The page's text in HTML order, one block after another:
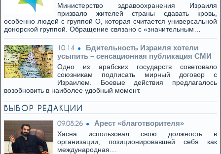
Министерство здравоохранения Израиля
призвало жителей страны сдавать кровь,
особенно людей с группой O, которая считается универсальной
донорской группой. Обращение связано с «значительным…
10:14
Бдительность Израиля хотели
усыпить – сенсационная публикация СМИ
Одно из арабских государств советовало
союзникам подписать мирный договор с
Израилем. Боевые действия предлагалось
возобновить в наиболее удобный момент.
ВЫБОР РЕДАКЦИИ
09.08.26 Арест «благотворителя»
Хасна использовал свою должность в
организации, позиционировавшей себя как
международная…